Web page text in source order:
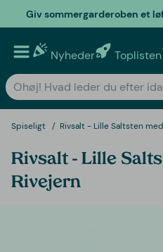
Giv sommergarderoben et
Nyheder Toplisten
Spiseligt Rivsalt - Lille Saltsten
Rivsalt - Lille
Rivejern